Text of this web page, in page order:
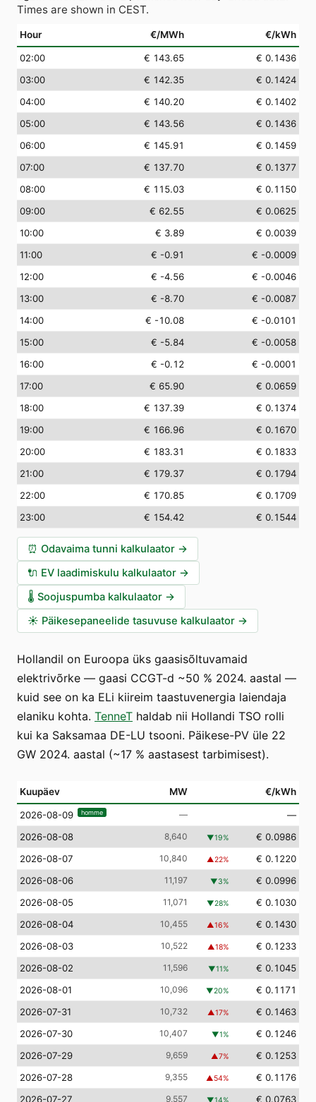
Times are shown in CEST.
Hour €/MWh €/kWh
02:00 € 143.65
€ 0.1436
03:00
€ 142.35
€ 0.1424
04:00
€ 140.20
€ 0.1402
05:00
€ 143.56
€ 0.1436
06:00
€ 145.91
€ 0.1459
07:00
€ 137.70
€ 0.1377
08:00
€ 115.03
€ 0.1150
09:00
€ 62.55
€ 0.0625
10:00
€ 3.89
€ 0.0039
11:00
€ -0.91
€ -0.0009
12:00
€ -4.56
€ -0.0046
13:00
€ -8.70
€ -0.0087
14:00
€ -10.08
€ -0.0101
15:00
€ -5.84
€ -0.0058
16:00
€ -0.12
€ -0.0001
17:00
€ 65.90
€ 0.0659
18:00
€ 137.39
€ 0.1374
19:00
€ 166.96
€ 0.1670
20:00
€ 183.31
€ 0.1833
21:00
€ 179.37
€ 0.1794
22:00
€ 170.85
€ 0.1709
23:00
€ 154.42 € 0.1544
⏰ Odavaima tunni kalkulaator →
🔌 EV laadimiskulu kalkulaator →
🌡️ Soojuspumba kalkulaator →
☀️ Päikesepaneelide tasuvuse kalkulaator →
Hollandil on Euroopa üks gaasisõltuvamaid
elektrivõrke — gaasi CCGT-d ~50 % 2024. aastal —
kuid see on ka ELi kiireim taastuvenergia laiendaja
elaniku kohta. TenneT haldab nii Hollandi TSO rolli
kui ka Saksamaa DE-LU tsooni. Päikese-PV üle 22
GW 2024. aastal (~17 % aastasest tarbimisest).
Kuupäev MW €/kWh
2026-08-09 homme —
—
2026-08-08
8,640 ▼19%
€ 0.0986
2026-08-07
10,840 ▲22%
€ 0.1220
2026-08-06
11,197 ▼3%
€ 0.0996
2026-08-05
11,071 ▼28%
€ 0.1030
2026-08-04
10,455 ▲16%
€ 0.1430
2026-08-03
10,522 ▲18%
€ 0.1233
2026-08-02
11,596 ▼11%
€ 0.1045
2026-08-01
10,096 ▼20%
€ 0.1171
2026-07-31
10,732 ▲17%
€ 0.1463
2026-07-30
10,407 ▼1%
€ 0.1246
2026-07-29
9,659 ▲7%
€ 0.1253
2026-07-28
9,355 ▲54%
€ 0.1176
2026-07-27
9,557 ▼14% € 0.0763